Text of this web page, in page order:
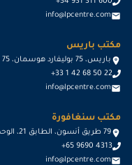
info@lpcentre.com
مكتب باريس
باريس، 75 بوليفارد هوسمان، 75 بوليفارد هوسمان، باريس، 75008
+33 1 42 68 50 22
info@lpcentre.com
مكتب سنغافورة
79 طريق أنسون، الطابق 21، الوحدة 08A
+65 9690 4313
info@lpcentre.com